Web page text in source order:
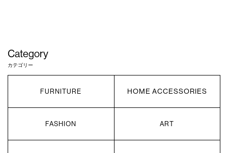
Category
カテゴリー
FURNITURE HOME ACCESSORIES
FASHION ART